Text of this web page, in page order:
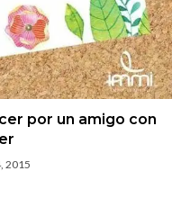
por un amigo con
2015